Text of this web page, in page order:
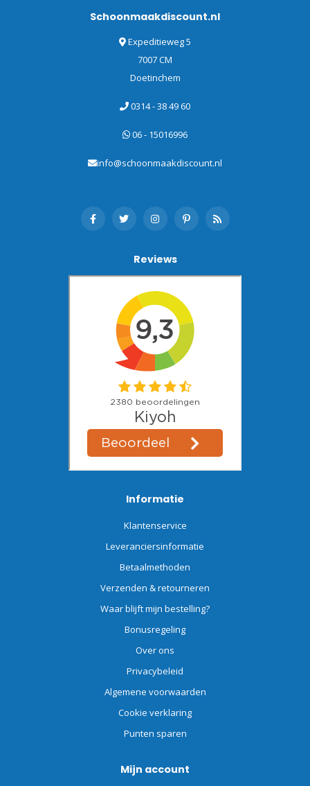
Schoonmaakdiscount.nl
Expeditieweg 5
7007 CM
Doetinchem
0314 - 38 49 60
06 - 15016996
info@schoonmaakdiscount.nl
Reviews
Informatie
Klantenservice
Leveranciersinformatie
Betaalmethoden
Verzenden & retourneren
Waar blijft mijn bestelling?
Bonusregeling
Over ons
Privacybeleid
Algemene voorwaarden
Cookie verklaring
Punten sparen
Mijn account